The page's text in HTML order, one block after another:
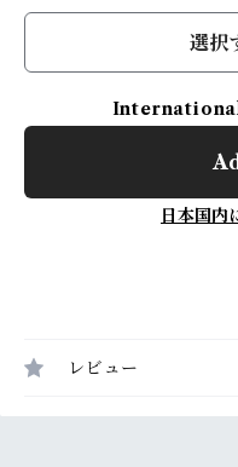
選択
日本国内
レビュー